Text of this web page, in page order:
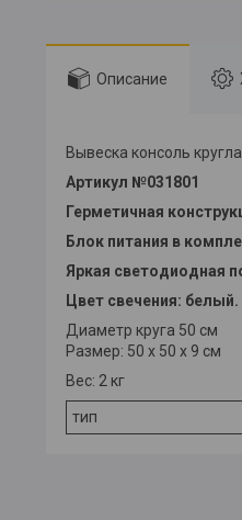
Описание
Вывеска консоль
Артикул №031801
Герметичная
Блок питания в
Яркая светодиодная
Цвет свечения: белый.
Диаметр круга 50 см
Размер: 50 х 50 х 9 см
Вес: 2 кг
тип